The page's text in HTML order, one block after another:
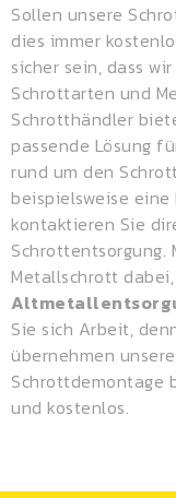
Sollen unsere
dies immer
sicher sein, dass
Schrottarten und
Schrotthändler
passende Lösung
rund um den
beispielsweise
kontaktieren Sie
Schrottentsorgung.
Metallschrott
Sie sich Arbeit,
übernehmen
Schrottdemontage
und kostenlos.